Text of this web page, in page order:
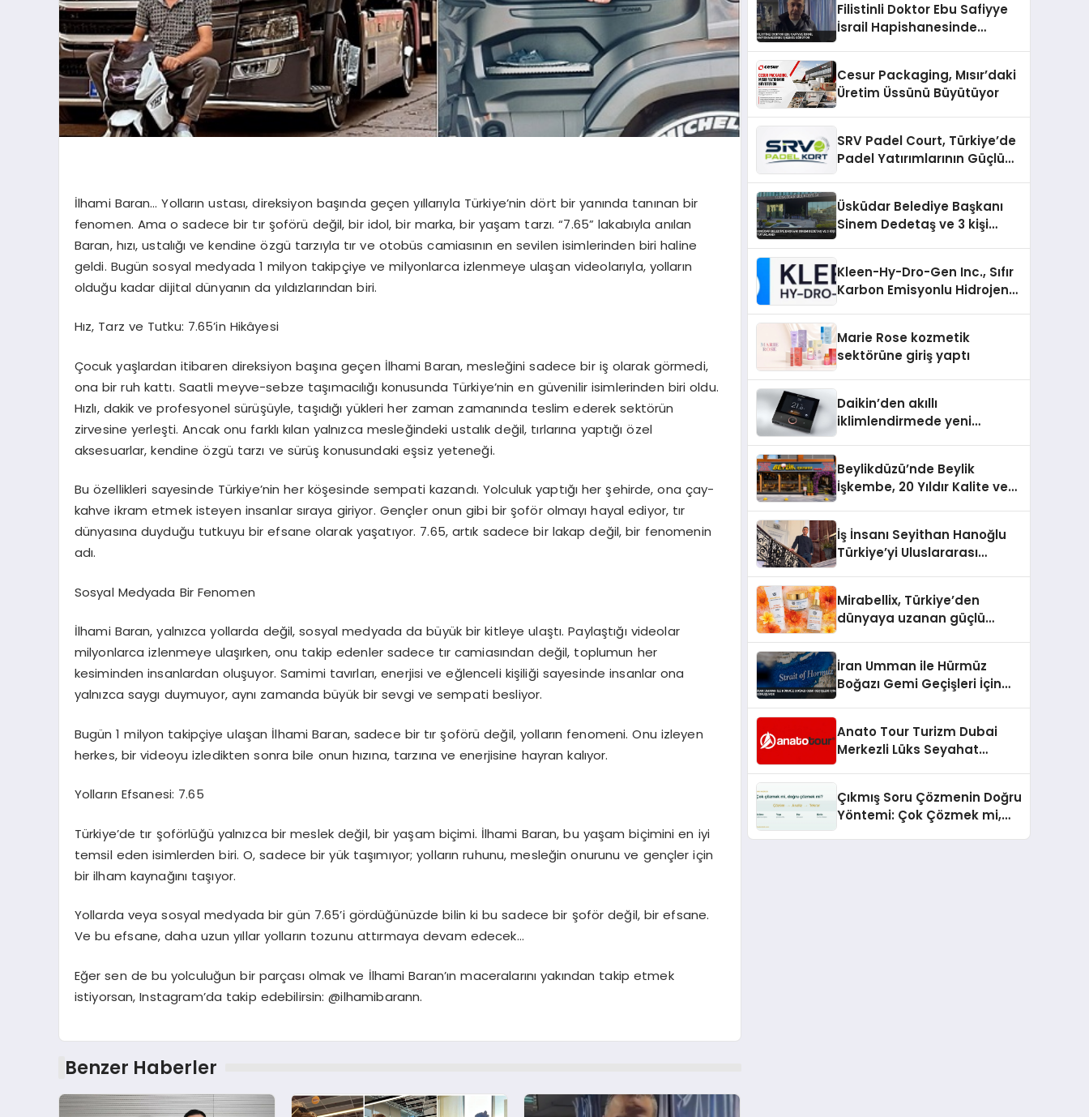
İlhami Baran… Yolların ustası, direksiyon başında geçen yıllarıyla Türkiye’nin dört bir yanında tanınan bir
fenomen. Ama o sadece bir tır şoförü değil, bir idol, bir marka, bir yaşam tarzı. “7.65” lakabıyla anılan
Baran, hızı, ustalığı ve kendine özgü tarzıyla tır ve otobüs camiasının en sevilen isimlerinden biri haline
geldi. Bugün sosyal medyada 1 milyon takipçiye ve milyonlarca izlenmeye ulaşan videolarıyla, yolların
olduğu kadar dijital dünyanın da yıldızlarından biri.
Hız, Tarz ve Tutku: 7.65’in Hikâyesi
Çocuk yaşlardan itibaren direksiyon başına geçen İlhami Baran, mesleğini sadece bir iş olarak görmedi,
ona bir ruh kattı. Saatli meyve-sebze taşımacılığı konusunda Türkiye’nin en güvenilir isimlerinden biri oldu.
Hızlı, dakik ve profesyonel sürüşüyle, taşıdığı yükleri her zaman zamanında teslim ederek sektörün
zirvesine yerleşti. Ancak onu farklı kılan yalnızca mesleğindeki ustalık değil, tırlarına yaptığı özel
aksesuarlar, kendine özgü tarzı ve sürüş konusundaki eşsiz yeteneği.
Bu özellikleri sayesinde Türkiye’nin her köşesinde sempati kazandı. Yolculuk yaptığı her şehirde, ona çay-
kahve ikram etmek isteyen insanlar sıraya giriyor. Gençler onun gibi bir şoför olmayı hayal ediyor, tır
dünyasına duyduğu tutkuyu bir efsane olarak yaşatıyor. 7.65, artık sadece bir lakap değil, bir fenomenin
adı.
Sosyal Medyada Bir Fenomen
İlhami Baran, yalnızca yollarda değil, sosyal medyada da büyük bir kitleye ulaştı. Paylaştığı videolar
milyonlarca izlenmeye ulaşırken, onu takip edenler sadece tır camiasından değil, toplumun her
kesiminden insanlardan oluşuyor. Samimi tavırları, enerjisi ve eğlenceli kişiliği sayesinde insanlar ona
yalnızca saygı duymuyor, aynı zamanda büyük bir sevgi ve sempati besliyor.
Bugün 1 milyon takipçiye ulaşan İlhami Baran, sadece bir tır şoförü değil, yolların fenomeni. Onu izleyen
herkes, bir videoyu izledikten sonra bile onun hızına, tarzına ve enerjisine hayran kalıyor.
Yolların Efsanesi: 7.65
Türkiye’de tır şoförlüğü yalnızca bir meslek değil, bir yaşam biçimi. İlhami Baran, bu yaşam biçimini en iyi
temsil eden isimlerden biri. O, sadece bir yük taşımıyor; yolların ruhunu, mesleğin onurunu ve gençler için
bir ilham kaynağını taşıyor.
Yollarda veya sosyal medyada bir gün 7.65’i gördüğünüzde bilin ki bu sadece bir şoför değil, bir efsane.
Ve bu efsane, daha uzun yıllar yolların tozunu attırmaya devam edecek…
Eğer sen de bu yolculuğun bir parçası olmak ve İlhami Baran’ın maceralarını yakından takip etmek
istiyorsan, Instagram’da takip edebilirsin: @ilhamibarann.
Benzer Haberler
Filistinli Doktor Ebu Safiyye
İsrail Hapishanesinde
Cesur Packaging, Mısır’daki
Üretim Üssünü Büyütüyor
SRV Padel Court, Türkiye’de
Padel Yatırımlarının Güçlü
Üsküdar Belediye Başkanı
Sinem Dedetaş ve 3 kişi
Kleen-Hy-Dro-Gen Inc., Sıfır
Karbon Emisyonlu Hidrojen
Aldı
Marie Rose kozmetik
sektörüne giriş yaptı
Daikin’den akıllı
iklimlendirmede yeni
Beylikdüzü’nde Beylik
İşkembe, 20 Yıldır Kalite ve
İş İnsanı Seyithan Hanoğlu
Türkiye’yi Uluslararası
Mirabellix, Türkiye’den
dünyaya uzanan güçlü
İran Umman ile Hürmüz
Boğazı Gemi Geçişleri İçin
Anato Tour Turizm Dubai
Merkezli Lüks Seyahat
Çıkmış Soru Çözmenin Doğru
Yöntemi: Çok Çözmek mi,